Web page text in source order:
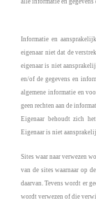
Informatie en
eigenaar niet dat de
eigenaar is niet
en/of de gegevens en
algemene informatie en
geen rechten aan de
Eigenaar behoudt zich
Eigenaar is niet
Sites waar naar verwezen
van de sites waarnaar op
daarvan. Tevens wordt er
wordt verwezen of die